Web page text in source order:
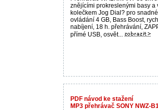
znějícími prokreslenými basy a
kolečkem Jog Dial? pro snadné
ovládání 4 GB, Bass Boost,
nabíjení, 18 h. přehrávání,
přímé USB, osvět...
PDF návod ke stažení
MP3 přehrávač SONY NWZ-